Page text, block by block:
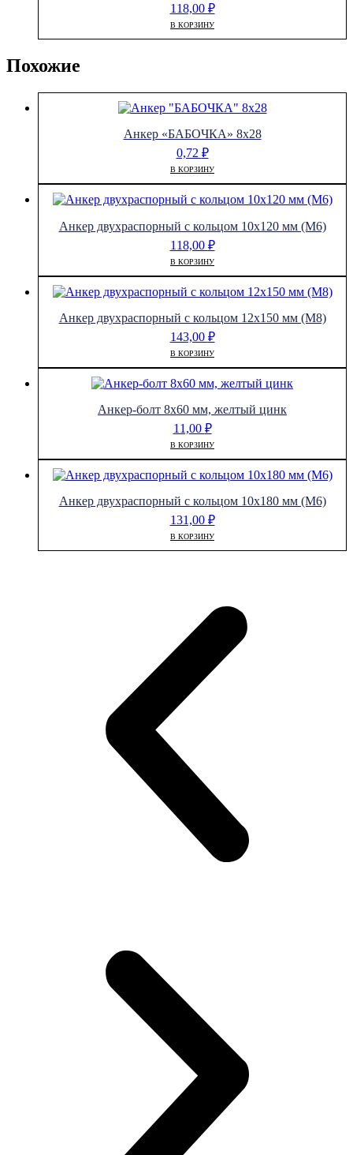
118,00 ₽
В КОРЗИНУ
Похожие
Анкер «БАБОЧКА» 8х28
0,72 ₽
В КОРЗИНУ
Анкер двухраспорный с кольцом 10х120 мм (М6)
118,00 ₽
В КОРЗИНУ
Анкер двухраспорный с кольцом 12х150 мм (М8)
143,00 ₽
В КОРЗИНУ
Анкер-болт 8х60 мм, желтый цинк
11,00 ₽
В КОРЗИНУ
Анкер двухраспорный с кольцом 10х180 мм (М6)
131,00 ₽
В КОРЗИНУ